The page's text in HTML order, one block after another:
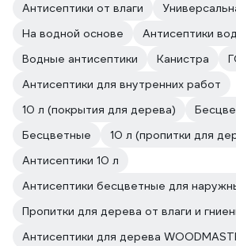
Антисептики от влаги
На водной основе
Антисептики
Водные антисептики
Канистра
Антисептики для внутренних работ
10 л (покрытия для дерева)
Бесцветные
10 л (пропитки для
Антисептики 10 л
Антисептики бесцветные для
Антисептики для дерева